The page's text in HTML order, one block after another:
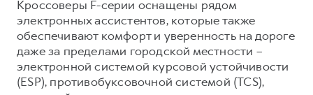
Кроссоверы F-серии оснащены рядом
электронных ассистентов, которые также
обеспечивают комфорт и уверенность на дороге
даже за пределами городской местности –
электронной системой курсовой устойчивости
(ESP), противобуксовочной системой (TCS),